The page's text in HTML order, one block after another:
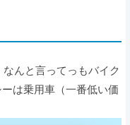
んと言ってっもバイク
は乗用車（一番低い価